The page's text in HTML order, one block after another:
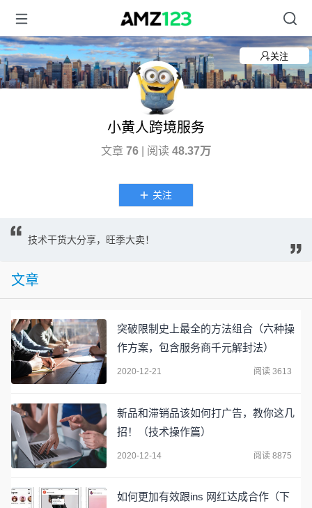
关注
小黄人跨境服务
文章 76 | 阅读 48.37万
关注
技术干货大分享，旺季大卖！
文章
突破限制史上最全的方法组合（六种操
作方案，包含服务商千元解封法）
2020-12-21 阅读 3613
新品和滞销品该如何打广告，教你这几
招！（技术操作篇）
2020-12-14 阅读 8875
如何更加有效跟ins 网红达成合作（下